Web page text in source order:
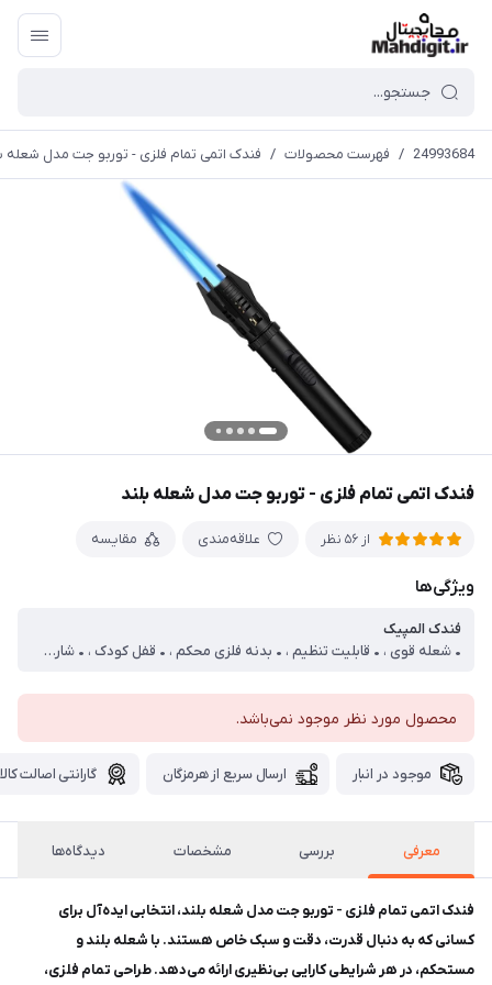
24993684
/ فهرست محصولات / فندک اتمی تمام فلزی - توربو جت مدل شعله
فندک اتمی تمام فلزی - توربو جت مدل شعله بلند
از 56 نظر علاقه‌مندی مقایسه
ویژگی‌ها
فندک المپیک
• شعله قوی ، • قابلیت تنظیم ، • بدنه فلزی محکم ، • قفل کودک ، • شارژ مجدد گاز ، • طول شعله تا ۱۰ سانت ، (دمای شعله آنقدر بالاست که می‌تواند یک قاشق فلزی را سرخ کند، یعنی حداقل ۸۰۰+ درجه سانتی‌گراد، چون فلز در این دما به رنگ قرمز-نارنجی درخشان درمی‌آید.
محصول مورد نظر موجود نمی‌باشد.
موجود در انبار ارسال سریع از هرمزگان گارانتی اصالت کالا
معرفی بررسی مشخصات دیدگاه‌ها
فندک اتمی تمام فلزی - توربو جت مدل شعله بلند، انتخابی ایده‌آل برای
کسانی که به دنبال قدرت، دقت و سبک خاص هستند. با شعله بلند و
مستحکم، در هر شرایطی کارایی بی‌نظیری ارائه می‌دهد. طراحی تمام فلزی،